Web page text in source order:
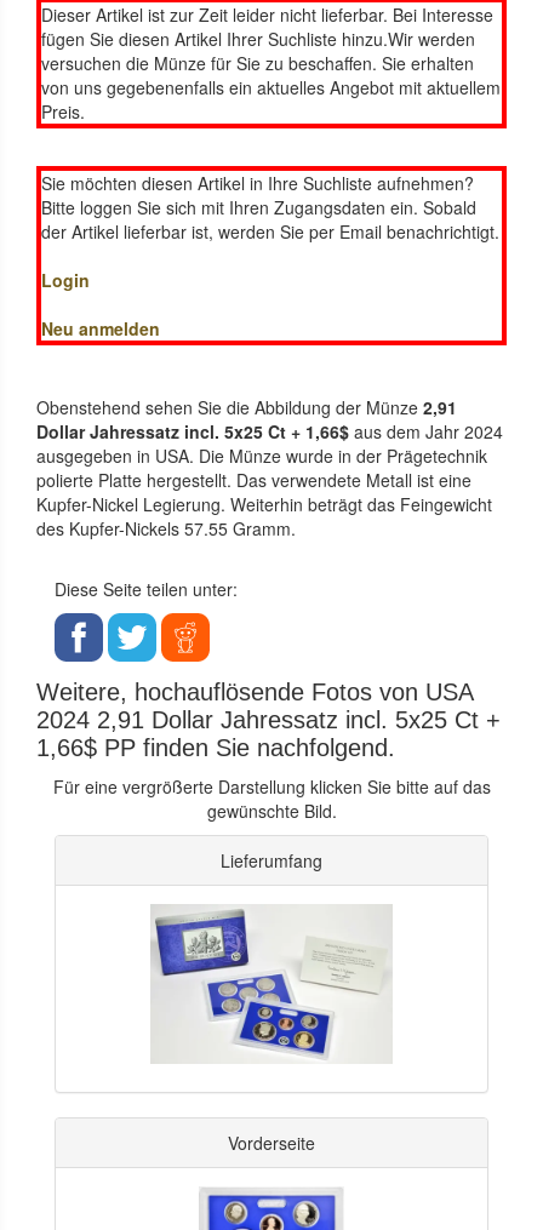
Dieser Artikel ist zur Zeit leider nicht lieferbar. Bei Interesse
fügen Sie diesen Artikel Ihrer Suchliste hinzu.Wir werden
versuchen die Münze für Sie zu beschaffen. Sie erhalten
von uns gegebenenfalls ein aktuelles Angebot mit aktuellem
Preis.
Sie möchten diesen Artikel in Ihre Suchliste aufnehmen?
Bitte loggen Sie sich mit Ihren Zugangsdaten ein. Sobald
der Artikel lieferbar ist, werden Sie per Email benachrichtigt.
Login
Neu anmelden
Obenstehend sehen Sie die Abbildung der Münze 2,91
Dollar Jahressatz incl. 5x25 Ct + 1,66$ aus dem Jahr 2024
ausgegeben in USA. Die Münze wurde in der Prägetechnik
polierte Platte hergestellt. Das verwendete Metall ist eine
Kupfer-Nickel Legierung. Weiterhin beträgt das Feingewicht
des Kupfer-Nickels 57.55 Gramm.
Diese Seite teilen unter:
Weitere, hochauflösende Fotos von USA
2024 2,91 Dollar Jahressatz incl. 5x25 Ct +
1,66$ PP finden Sie nachfolgend.
Für eine vergrößerte Darstellung klicken Sie bitte auf das
gewünschte Bild.
Lieferumfang
Vorderseite